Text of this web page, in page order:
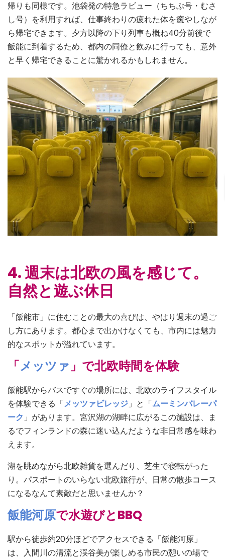
帰りも同様です。池袋発の特急ラビュー（ちちぶ号・むさ
し号）を利用すれば、仕事終わりの疲れた体を癒やしなが
ら帰宅できます。夕方以降の下り列車も概ね40分前後で
飯能に到着するため、都内の同僚と飲みに行っても、意外
と早く帰宅できることに驚かれるかもしれません。
4. 週末は北欧の風を感じて。
自然と遊ぶ休日
「飯能市」に住むことの最大の喜びは、やはり週末の過ご
し方にあります。都心まで出かけなくても、市内には魅力
的なスポットが溢れています。
「メッツァ」で北欧時間を体験
飯能駅からバスですぐの場所には、北欧のライフスタイル
を体験できる「メッツァビレッジ 」と「ムーミンバレーパ
ーク 」があります。宮沢湖の湖畔に広がるこの施設は、ま
るでフィンランドの森に迷い込んだような非日常感を味わ
えます。
湖を眺めながら北欧雑貨を選んだり、芝生で寝転がった
り。パスポートのいらない北欧旅行が、日常の散歩コース
になるなんて素敵だと思いませんか？
飯能河原で水遊びとBBQ
駅から徒歩約20分ほどでアクセスできる「飯能河原」
は、入間川の清流と渓谷美が楽しめる市民の憩いの場で